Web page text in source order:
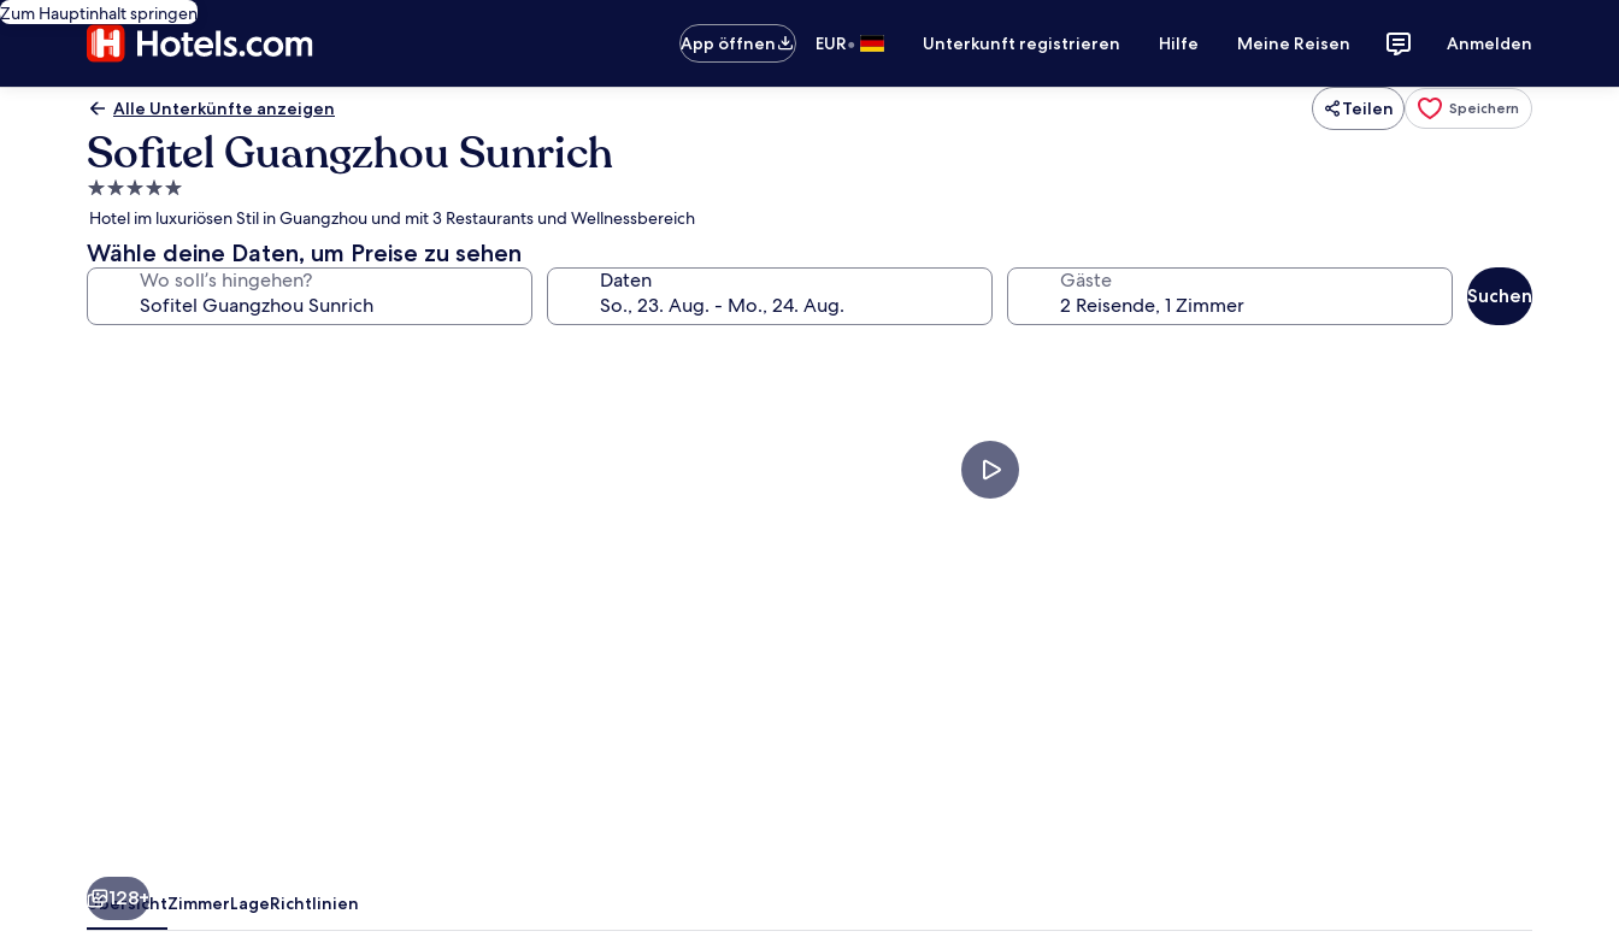
Zum Hauptinhalt springen
App öffnen
EUR• Unterkunft registrieren Hilfe Meine Reisen Anmelden
Alle Unterkünfte anzeigen Teilen Speichern
Sofitel Guangzhou Sunrich
5.0-
Sterne-
Unterkunft
Hotel im luxuriösen Stil in Guangzhou und mit 3 Restaurants und Wellnessbereich
Wähle deine Daten, um Preise zu sehen
Wo soll’s hingehen? Daten Gäste
Suchen
128+
ÜbersichtZimmerLageRichtlinien